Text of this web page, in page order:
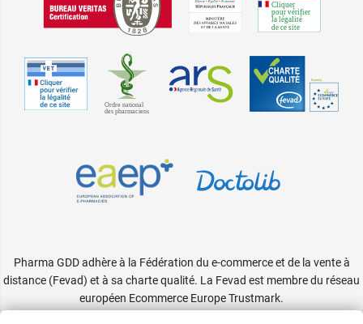
Pharma GDD adhère à la Fédération du e-commerce et de la vente à
distance (Fevad) et à sa charte qualité. La Fevad est membre du réseau
européen Ecommerce Europe Trustmark.